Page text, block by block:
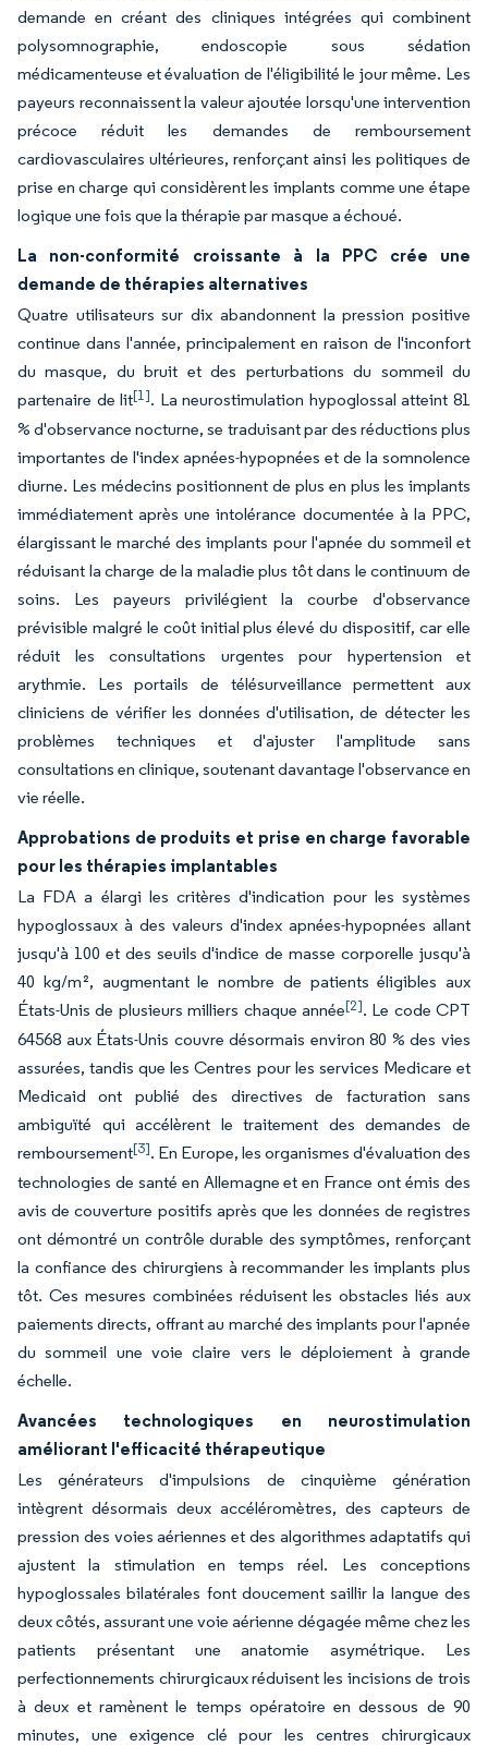
demande en créant des cliniques intégrées qui combinent
polysomnographie, endoscopie sous sédation
médicamenteuse et évaluation de l'éligibilité le jour même. Les
payeurs reconnaissent la valeur ajoutée lorsqu'une intervention
précoce réduit les demandes de remboursement
cardiovasculaires ultérieures, renforçant ainsi les politiques de
prise en charge qui considèrent les implants comme une étape
logique une fois que la thérapie par masque a échoué.
La non-conformité croissante à la PPC crée une
demande de thérapies alternatives
Quatre utilisateurs sur dix abandonnent la pression positive
continue dans l'année, principalement en raison de l'inconfort
du masque, du bruit et des perturbations du sommeil du
partenaire de lit[1]. La neurostimulation hypoglossal atteint 81
% d'observance nocturne, se traduisant par des réductions plus
importantes de l'index apnées-hypopnées et de la somnolence
diurne. Les médecins positionnent de plus en plus les implants
immédiatement après une intolérance documentée à la PPC,
élargissant le marché des implants pour l'apnée du sommeil et
réduisant la charge de la maladie plus tôt dans le continuum de
soins. Les payeurs privilégient la courbe d'observance
prévisible malgré le coût initial plus élevé du dispositif, car elle
réduit les consultations urgentes pour hypertension et
arythmie. Les portails de télésurveillance permettent aux
cliniciens de vérifier les données d'utilisation, de détecter les
problèmes techniques et d'ajuster l'amplitude sans
consultations en clinique, soutenant davantage l'observance en
vie réelle.
Approbations de produits et prise en charge favorable
pour les thérapies implantables
La FDA a élargi les critères d'indication pour les systèmes
hypoglossaux à des valeurs d'index apnées-hypopnées allant
jusqu'à 100 et des seuils d'indice de masse corporelle jusqu'à
40 kg/m², augmentant le nombre de patients éligibles aux
États-Unis de plusieurs milliers chaque année[2]. Le code CPT
64568 aux États-Unis couvre désormais environ 80 % des vies
assurées, tandis que les Centres pour les services Medicare et
Medicaid ont publié des directives de facturation sans
ambiguïté qui accélèrent le traitement des demandes de
remboursement[3]. En Europe, les organismes d'évaluation des
technologies de santé en Allemagne et en France ont émis des
avis de couverture positifs après que les données de registres
ont démontré un contrôle durable des symptômes, renforçant
la confiance des chirurgiens à recommander les implants plus
tôt. Ces mesures combinées réduisent les obstacles liés aux
paiements directs, offrant au marché des implants pour l'apnée
du sommeil une voie claire vers le déploiement à grande
échelle.
Avancées technologiques en neurostimulation
améliorant l'efficacité thérapeutique
Les générateurs d'impulsions de cinquième génération
intègrent désormais deux accéléromètres, des capteurs de
pression des voies aériennes et des algorithmes adaptatifs qui
ajustent la stimulation en temps réel. Les conceptions
hypoglossales bilatérales font doucement saillir la langue des
deux côtés, assurant une voie aérienne dégagée même chez les
patients présentant une anatomie asymétrique. Les
perfectionnements chirurgicaux réduisent les incisions de trois
à deux et ramènent le temps opératoire en dessous de 90
minutes, une exigence clé pour les centres chirurgicaux